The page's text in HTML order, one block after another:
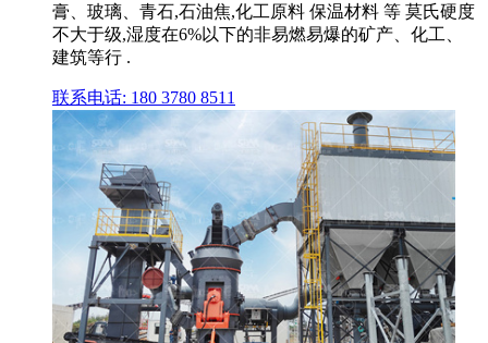
膏、玻璃、青石,石油焦,化工原料 保温材料 等 莫氏硬度
不大于级,湿度在6%以下的非易燃易爆的矿产、化工、
建筑等行 .
联系电话: 180 3780 8511